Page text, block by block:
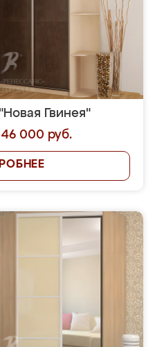
Гвинея"
000 руб.